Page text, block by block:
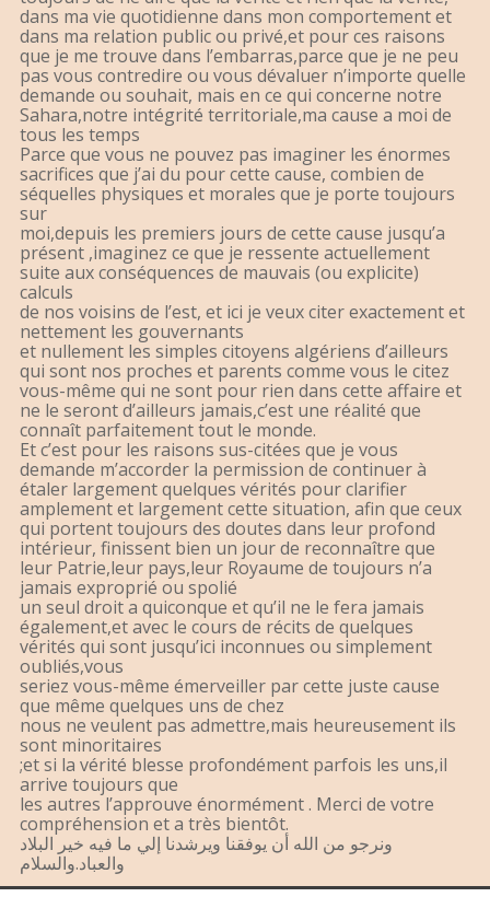
dans ma vie quotidienne dans mon comportement et
dans ma relation public ou privé,et pour ces raisons
que je me trouve dans l’embarras,parce que je ne peu
pas vous contredire ou vous dévaluer n’importe quelle
demande ou souhait, mais en ce qui concerne notre
Sahara,notre intégrité territoriale,ma cause a moi de
tous les temps
Parce que vous ne pouvez pas imaginer les énormes
sacrifices que j’ai du pour cette cause, combien de
séquelles physiques et morales que je porte toujours
sur
moi,depuis les premiers jours de cette cause jusqu’a
présent ,imaginez ce que je ressente actuellement
suite aux conséquences de mauvais (ou explicite)
calculs
de nos voisins de l’est, et ici je veux citer exactement et
nettement les gouvernants
et nullement les simples citoyens algériens d’ailleurs
qui sont nos proches et parents comme vous le citez
vous-même qui ne sont pour rien dans cette affaire et
ne le seront d’ailleurs jamais,c’est une réalité que
connaît parfaitement tout le monde.
Et c’est pour les raisons sus-citées que je vous
demande m’accorder la permission de continuer à
étaler largement quelques vérités pour clarifier
amplement et largement cette situation, afin que ceux
qui portent toujours des doutes dans leur profond
intérieur, finissent bien un jour de reconnaître que
leur Patrie,leur pays,leur Royaume de toujours n’a
jamais exproprié ou spolié
un seul droit a quiconque et qu’il ne le fera jamais
également,et avec le cours de récits de quelques
vérités qui sont jusqu’ici inconnues ou simplement
oubliés,vous
seriez vous-même émerveiller par cette juste cause
que même quelques uns de chez
nous ne veulent pas admettre,mais heureusement ils
sont minoritaires
;et si la vérité blesse profondément parfois les uns,il
arrive toujours que
les autres l’approuve énormément . Merci de votre
compréhension et a très bientôt.
ونرجو من الله أن يوفقنا ويرشدنا إلي ما فيه خير البلاد
والعباد.والسلام